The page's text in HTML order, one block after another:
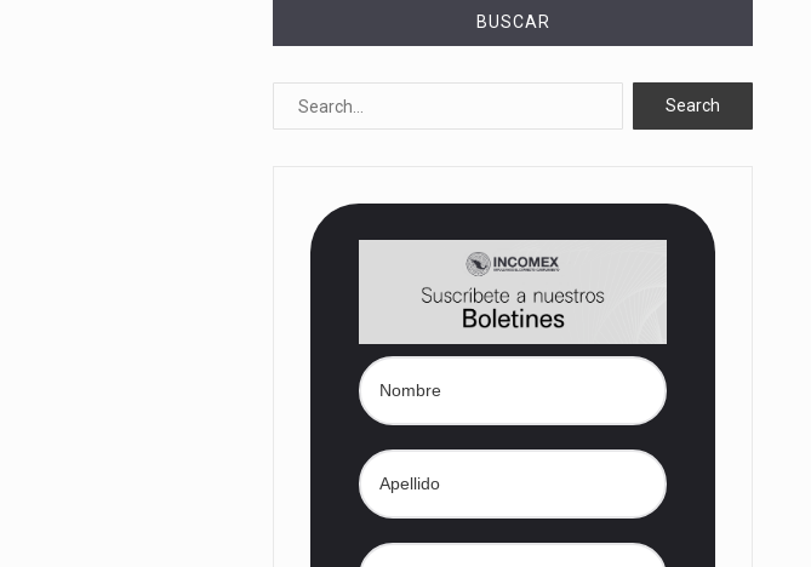
en mayo de…
el 5 de agosto de 2026…
podría ser…
León ha alcanzado hasta 10%…
y metros cuadrados desarrollados— resultan insuficientes…
Sala Regional en…
BUSCAR